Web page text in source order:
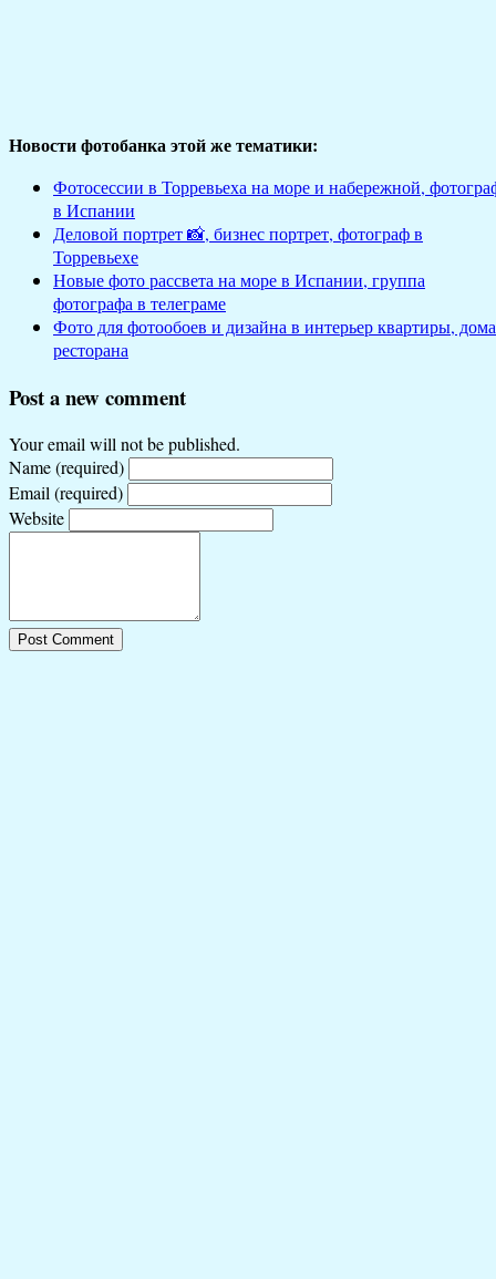
Новости фотобанка этой же тематики:
Фотосессии в Торревьеха на море и набережной,
в Испании
Деловой портрет 📸, бизнес портрет, фотограф в
Торревьехе
Новые фото рассвета на море в Испании, группа
фотографа в телеграме
Фото для фотообоев и дизайна в интерьер квартиры,
ресторана
Post a new comment
Your email will not be published.
Name (required)
Email (required)
Website
Post Comment